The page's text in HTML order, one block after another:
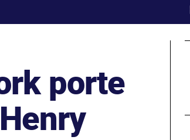
porte